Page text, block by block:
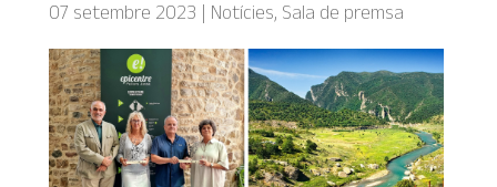
07 setembre 2023 Notícies, Sala de premsa